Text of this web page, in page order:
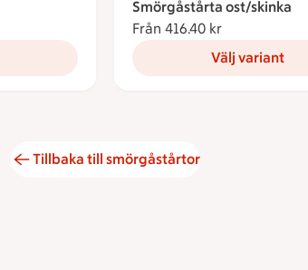
Smörgåstårta ost/skinka
Från 416.40 kr
Välj variant
Tillbaka till smörgåstårtor